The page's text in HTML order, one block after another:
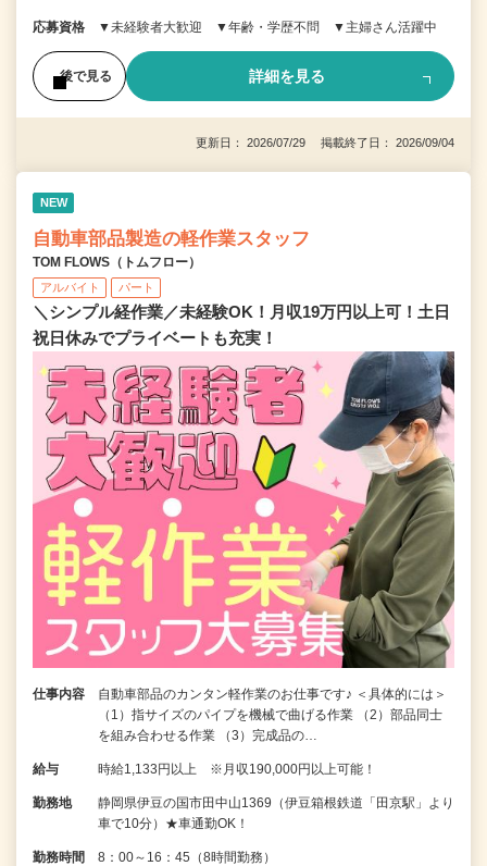
応募資格 ▼未経験者大歓迎 ▼年齢・学歴不問 ▼主婦さん活躍中
後で見る 詳細を見る
更新日： 2026/07/29 掲載終了日： 2026/09/04
NEW
自動車部品製造の軽作業スタッフ
TOM FLOWS（トムフロー）
アルバイト パート
＼シンプル経作業／未経験OK！月収19万円以上可！土日
祝日休みでプライベートも充実！
仕事内容
自動車部品のカンタン軽作業のお仕事です♪ ＜具体的には＞
（1）指サイズのパイプを機械で曲げる作業 （2）部品同士
を組み合わせる作業 （3）完成品の…
給与 時給1,133円以上 ※月収190,000円以上可能！
勤務地
静岡県伊豆の国市田中山1369（伊豆箱根鉄道「田京駅」より
車で10分）★車通勤OK！
勤務時間 8：00～16：45（8時間勤務）